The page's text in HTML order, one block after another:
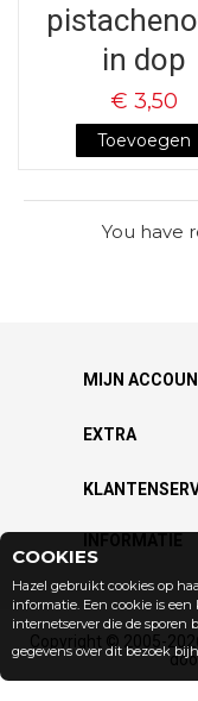
in dop
€ 3,50
Toevoegen
You have
MIJN
EXTRA
INFORMATIE
Copyright © 2005-
COOKIES
Hazel gebruikt cookies op
informatie. Een cookie is
internetserver die de sporen
gegevens over dit bezoek